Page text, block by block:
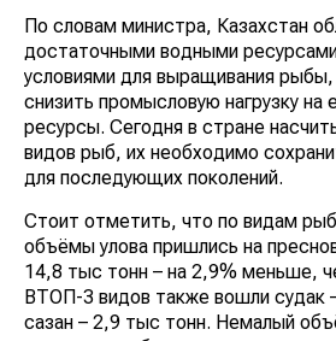
По словам министра, Казахстан
достаточными водными
условиями для выращивания рыбы,
снизить промысловую нагрузку на
ресурсы. Сегодня в стране
видов рыб, их необходимо
для последующих поколений.
Стоит отметить, что по видам
объёмы улова пришлись на
14,8 тыс тонн – на 2,9% меньше,
ВТОП-3 видов также вошли судак
сазан – 2,9 тыс тонн. Немалый